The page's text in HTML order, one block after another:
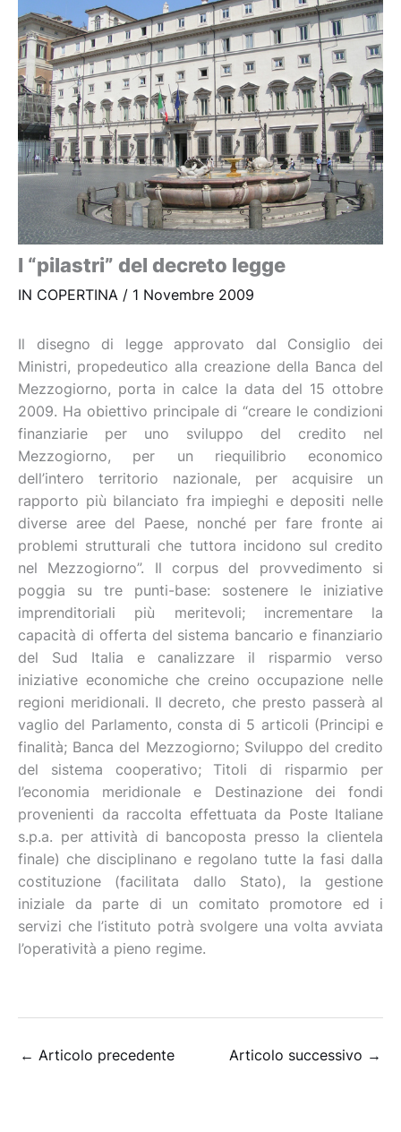
I “pilastri” del decreto legge
IN COPERTINA / 1 Novembre 2009
Il disegno di legge approvato dal Consiglio dei
Ministri, propedeutico alla creazione della Banca del
Mezzogiorno, porta in calce la data del 15 ottobre
2009. Ha obiettivo principale di “creare le condizioni
finanziarie per uno sviluppo del credito nel
Mezzogiorno, per un riequilibrio economico
dell’intero territorio nazionale, per acquisire un
rapporto più bilanciato fra impieghi e depositi nelle
diverse aree del Paese, nonché per fare fronte ai
problemi strutturali che tuttora incidono sul credito
nel Mezzogiorno”. Il corpus del provvedimento si
poggia su tre punti-base: sostenere le iniziative
imprenditoriali più meritevoli; incrementare la
capacità di offerta del sistema bancario e finanziario
del Sud Italia e canalizzare il risparmio verso
iniziative economiche che creino occupazione nelle
regioni meridionali. Il decreto, che presto passerà al
vaglio del Parlamento, consta di 5 articoli (Principi e
finalità; Banca del Mezzogiorno; Sviluppo del credito
del sistema cooperativo; Titoli di risparmio per
l’economia meridionale e Destinazione dei fondi
provenienti da raccolta effettuata da Poste Italiane
s.p.a. per attività di bancoposta presso la clientela
finale) che disciplinano e regolano tutte la fasi dalla
costituzione (facilitata dallo Stato), la gestione
iniziale da parte di un comitato promotore ed i
servizi che l’istituto potrà svolgere una volta avviata
l’operatività a pieno regime.
← Articolo precedente Articolo successivo →